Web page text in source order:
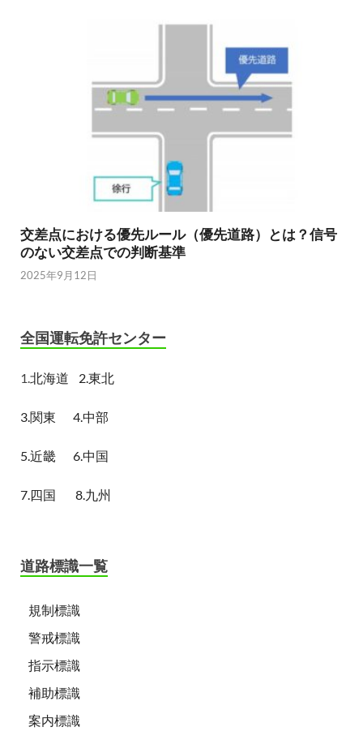
交差点における優先ルール（優先道路）とは？信号
のない交差点での判断基準
2025年9月12日
全国運転免許センター
1.北海道 2.東北
3.関東 4.中部
5.近畿 6.中国
7.四国 8.九州
道路標識一覧
規制標識
警戒標識
指示標識
補助標識
案内標識